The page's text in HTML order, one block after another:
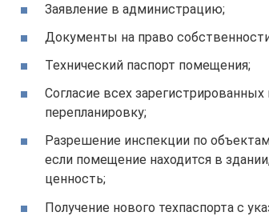
Заявление в администрацию;
Документы на право
Технический паспорт помещения;
Согласие всех
перепланировку;
Разрешение инспекции по
если помещение находится в
ценность;
Получение нового техпаспорта с